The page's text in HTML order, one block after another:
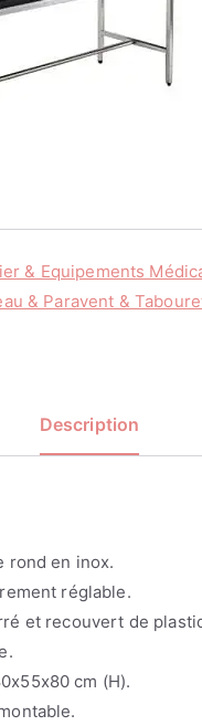
& Equipements
& Paravent &
Description
rond en inox.
réglable.
et recouvert de
cm (H).